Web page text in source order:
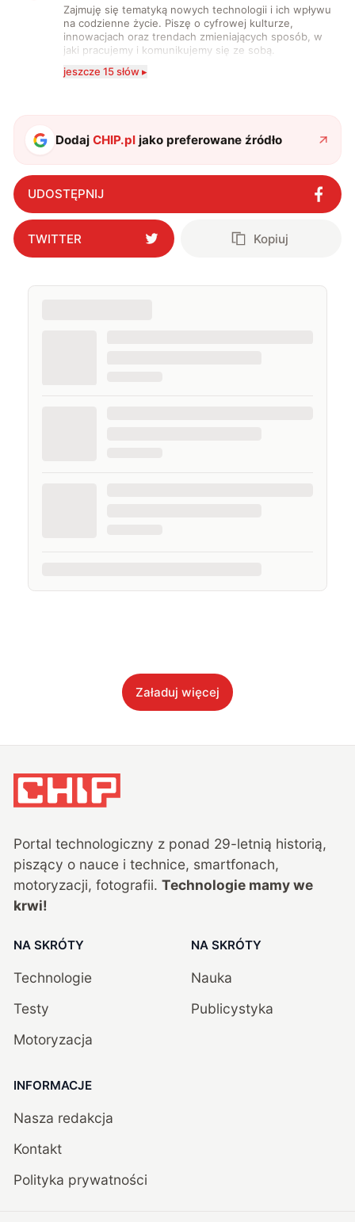
Zajmuję się tematyką nowych technologii i ich wpływu
na codzienne życie. Piszę o cyfrowej kulturze,
innowacjach oraz trendach zmieniających sposób, w
jaki pracujemy i komunikujemy się ze sobą.
technologii a współczesną popkulturą. W wolnych
jeszcze 15 słów ▸
DodajCHIP.pl jako preferowane źródło
UDOSTĘPNIJ
TWITTER Kopiuj
Załaduj więcej
Portal technologiczny z ponad 29-letnią historią,
piszący o nauce i technice, smartfonach,
motoryzacji, fotografii. Technologie mamy we
krwi!
NA SKRÓTY
Technologie
Testy
Motoryzacja
NA SKRÓTY
Nauka
Publicystyka
INFORMACJE
Nasza redakcja
Kontakt
Polityka prywatności